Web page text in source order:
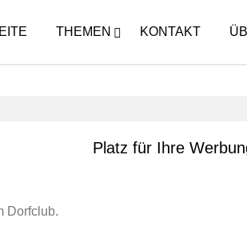
THEMEN KONTAKT
Dorfclub.
Platz für Ihre